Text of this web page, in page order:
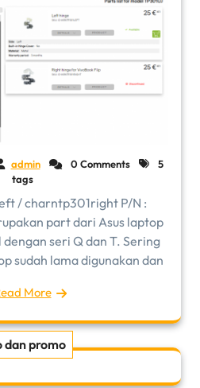
admin 0 Comments
5
tags
/ charntp301right P/N :
part dari Asus laptop
seri Q dan T. Sering
sudah lama digunakan dan
More
dan promo